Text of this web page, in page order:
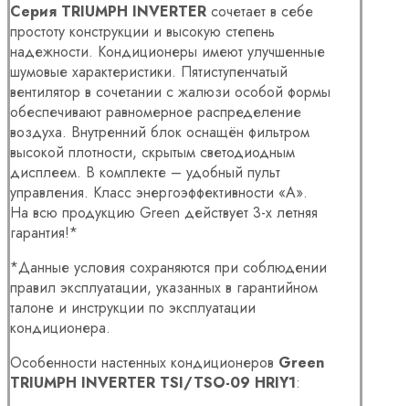
Серия TRIUMPH INVERTER сочетает в себе
простоту конструкции и высокую степень
надежности. Кондиционеры имеют улучшенные
шумовые характеристики. Пятиступенчатый
вентилятор в сочетании с жалюзи особой формы
обеспечивают равномерное распределение
воздуха. Внутренний блок оснащён фильтром
высокой плотности, скрытым светодиодным
дисплеем. В комплекте – удобный пульт
управления. Класс энергоэффективности «А».
На всю продукцию Green действует 3-х летняя
гарантия!*
*Данные условия сохраняются при соблюдении
правил эксплуатации, указанных в гарантийном
талоне и инструкции по эксплуатации
кондиционера.
Особенности настенных кондиционеров Green
TRIUMPH INVERTER TSI/TSO-09 HRIY1: